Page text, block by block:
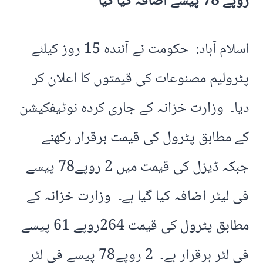
اسلام آباد: حکومت نے آئندہ 15 روز کیلئے
پٹرولیم مصنوعات کی قیمتوں کا اعلان کر
دیا۔ وزارت خزانہ کے جاری کردہ نوٹیفکیشن
کے مطابق پٹرول کی قیمت برقرار رکھنے
جبکہ ڈیزل کی قیمت میں 2 روپے78 پیسے
فی لیٹر اضافہ کیا گیا ہے۔ وزارت خزانہ کے
مطابق پٹرول کی قیمت 264روپے 61 پیسے
فی لٹر برقرار ہے۔ 2 روپے78 پیسے فی لٹر